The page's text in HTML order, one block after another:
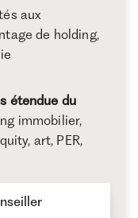
aux
de holding,
étendue du
immobilier,
art, PER,